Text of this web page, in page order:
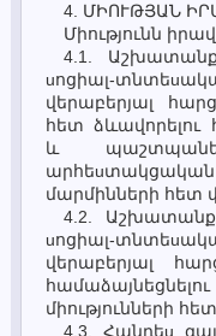
4. ՄԻՈՒԹՅԱՆ
Միությունն
4.1.
uոցիալ-
վերաբերյալ
հետ ձևավորելու
և
արհեuտակցական
մարմինների հետ
4.2.
uոցիալ-
վերաբերյալ
միությունների
4.3. Հանդեu